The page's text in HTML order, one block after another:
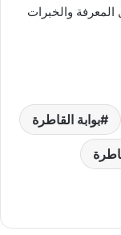
والخبرات
بوابة القاطرة